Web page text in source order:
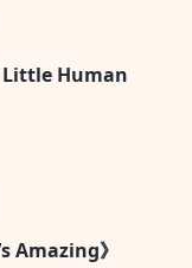
Little Human
Amazing》